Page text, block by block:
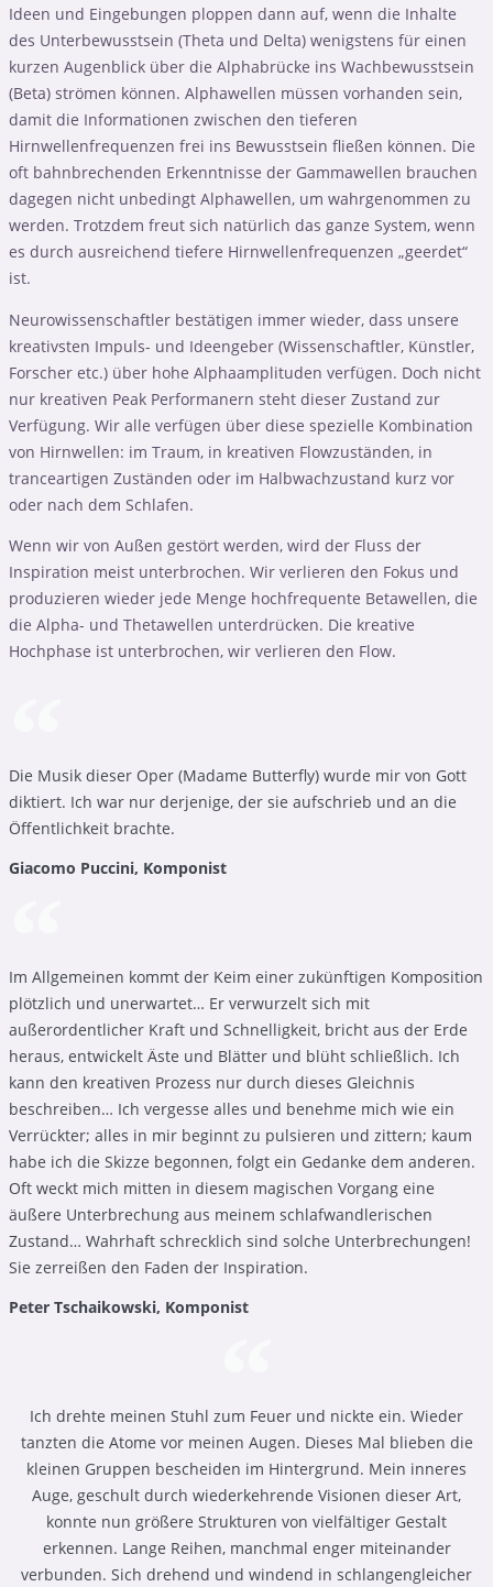
Ideen und Eingebungen ploppen dann auf, wenn die Inhalte
des Unterbewusstsein (Theta und Delta) wenigstens für einen
kurzen Augenblick über die Alphabrücke ins Wachbewusstsein
(Beta) strömen können. Alphawellen müssen vorhanden sein,
damit die Informationen zwischen den tieferen
Hirnwellenfrequenzen frei ins Bewusstsein fließen können. Die
oft bahnbrechenden Erkenntnisse der Gammawellen brauchen
dagegen nicht unbedingt Alphawellen, um wahrgenommen zu
werden. Trotzdem freut sich natürlich das ganze System, wenn
es durch ausreichend tiefere Hirnwellenfrequenzen „geerdet“
ist.
Neurowissenschaftler bestätigen immer wieder, dass unsere
kreativsten Impuls- und Ideengeber (Wissenschaftler, Künstler,
Forscher etc.) über hohe Alphaamplituden verfügen. Doch nicht
nur kreativen Peak Performanern steht dieser Zustand zur
Verfügung. Wir alle verfügen über diese spezielle Kombination
von Hirnwellen: im Traum, in kreativen Flowzuständen, in
tranceartigen Zuständen oder im Halbwachzustand kurz vor
oder nach dem Schlafen.
Wenn wir von Außen gestört werden, wird der Fluss der
Inspiration meist unterbrochen. Wir verlieren den Fokus und
produzieren wieder jede Menge hochfrequente Betawellen, die
die Alpha- und Thetawellen unterdrücken. Die kreative
Hochphase ist unterbrochen, wir verlieren den Flow.
Die Musik dieser Oper (Madame Butterfly) wurde mir von Gott
diktiert. Ich war nur derjenige, der sie aufschrieb und an die
Öffentlichkeit brachte.
Giacomo Puccini, Komponist
Im Allgemeinen kommt der Keim einer zukünftigen Komposition
plötzlich und unerwartet… Er verwurzelt sich mit
außerordentlicher Kraft und Schnelligkeit, bricht aus der Erde
heraus, entwickelt Äste und Blätter und blüht schließlich. Ich
kann den kreativen Prozess nur durch dieses Gleichnis
beschreiben… Ich vergesse alles und benehme mich wie ein
Verrückter; alles in mir beginnt zu pulsieren und zittern; kaum
habe ich die Skizze begonnen, folgt ein Gedanke dem anderen.
Oft weckt mich mitten in diesem magischen Vorgang eine
äußere Unterbrechung aus meinem schlafwandlerischen
Zustand… Wahrhaft schrecklich sind solche Unterbrechungen!
Sie zerreißen den Faden der Inspiration.
Peter Tschaikowski, Komponist
Ich drehte meinen Stuhl zum Feuer und nickte ein. Wieder
tanzten die Atome vor meinen Augen. Dieses Mal blieben die
kleinen Gruppen bescheiden im Hintergrund. Mein inneres
Auge, geschult durch wiederkehrende Visionen dieser Art,
konnte nun größere Strukturen von vielfältiger Gestalt
erkennen. Lange Reihen, manchmal enger miteinander
verbunden. Sich drehend und windend in schlangengleicher